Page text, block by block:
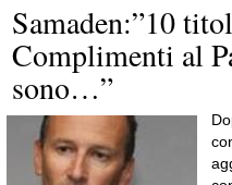
Samaden:”10
Complimenti al
sono…”